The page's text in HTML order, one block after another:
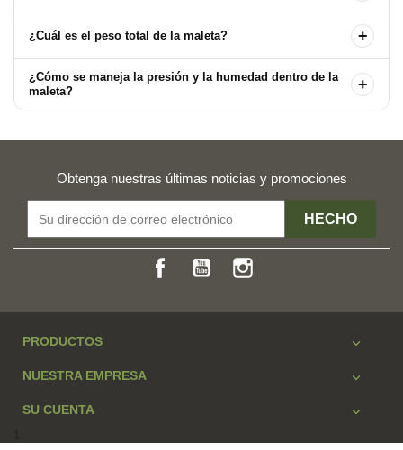
¿Cuál es el peso total de la maleta? +
¿Cómo se maneja la presión y la humedad dentro de la
maleta?
+
Obtenga nuestras últimas noticias y promociones
Facebook YouTube
PRODUCTOS 
NUESTRA EMPRESA 
SU CUENTA 